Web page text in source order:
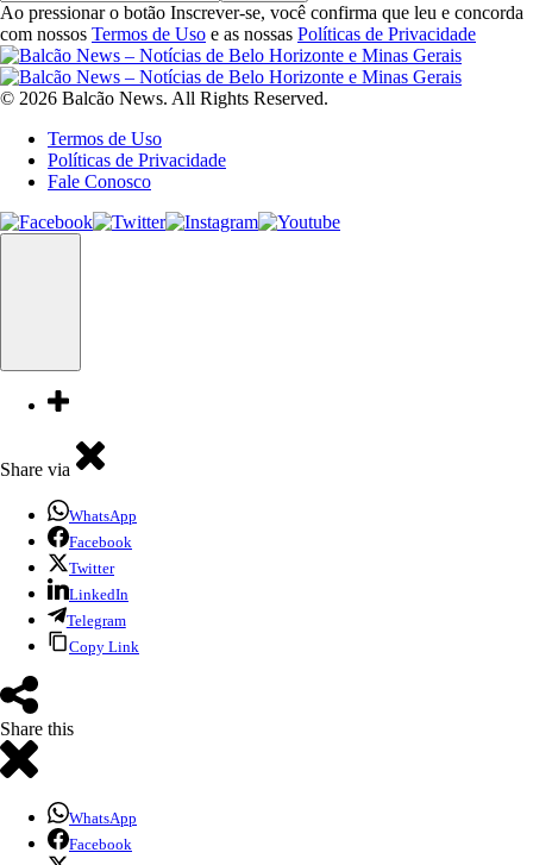
Ao pressionar o botão Inscrever-se, você confirma que leu e concorda
com nossos Termos de Uso e as nossas Políticas de Privacidade
© 2026 Balcão News. All Rights Reserved.
Termos de Uso
Políticas de Privacidade
Fale Conosco
Share via
WhatsApp
Facebook
Twitter
LinkedIn
Telegram
Copy Link
Share this
WhatsApp
Facebook